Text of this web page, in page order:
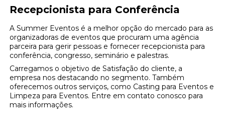
Recepcionista para Conferência
A Summer Eventos é a melhor opção do mercado para as
organizadoras de eventos que procuram uma agência
parceira para gerir pessoas e fornecer recepcionista para
conferência, congresso, seminário e palestras.
Carregamos o objetivo de Satisfação do cliente, a
empresa nos destacando no segmento. Também
oferecemos outros serviços, como Casting para Eventos e
Limpeza para Eventos. Entre em contato conosco para
mais informações.